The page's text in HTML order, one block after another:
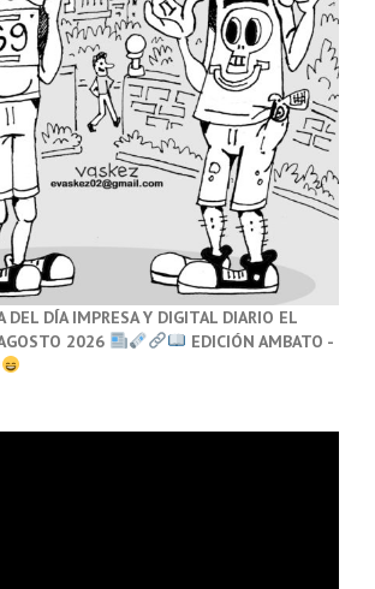
DEL DÍA IMPRESA Y DIGITAL DIARIO EL
2026
EDICIÓN AMBATO -